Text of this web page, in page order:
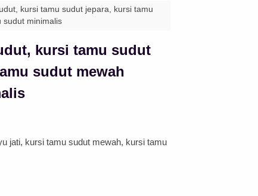
kursi tamu sudut jepara, kursi tamu
sudut minimalis
kursi tamu sudut
sudut mewah
jati, kursi tamu sudut mewah, kursi tamu